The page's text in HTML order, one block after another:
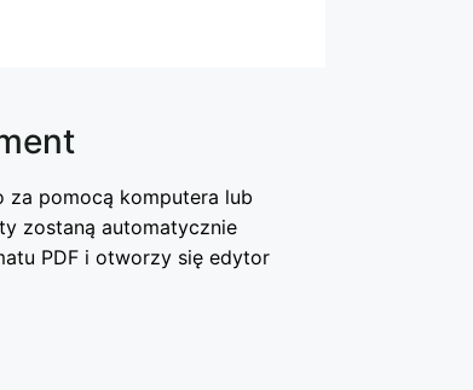
za pomocą komputera lub
zostaną automatycznie
PDF i otworzy się edytor